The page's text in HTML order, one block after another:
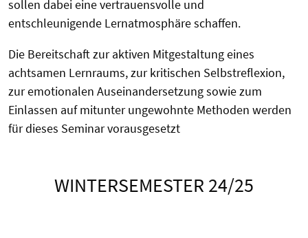
sollen dabei eine vertrauensvolle und
entschleunigende Lernatmosphäre schaffen.
Die Bereitschaft zur aktiven Mitgestaltung eines
achtsamen Lernraums, zur kritischen Selbstreflexion,
zur emotionalen Auseinandersetzung sowie zum
Einlassen auf mitunter ungewohnte Methoden werden
für dieses Seminar vorausgesetzt
WINTERSEMESTER 24/25